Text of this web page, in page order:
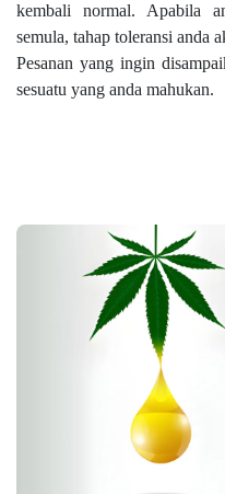
kembali normal. Apabila
semula, tahap toleransi anda
Pesanan yang ingin
sesuatu yang anda mahukan.